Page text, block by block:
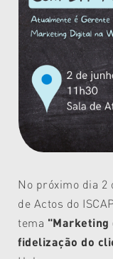
No próximo dia 2
de Actos do
tema "Marketing
fidelização do